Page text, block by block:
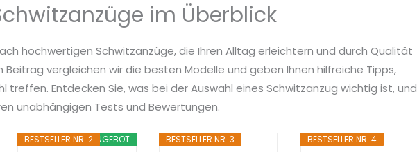
im Überblick
hochwertigen Schwitzanzüge, die Ihren Alltag erleichtern und durch Qualität
Beitrag vergleichen wir die besten Modelle und geben Ihnen hilfreiche Tipps,
treffen. Entdecken Sie, was bei der Auswahl eines Schwitzanzug wichtig ist, und
unabhängigen Tests und Bewertungen.
ANGEBOT
BESTSELLER NR. 2 BESTSELLER NR. 3 BESTSELLER NR. 4